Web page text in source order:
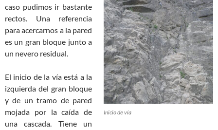
Inicio de vía
caso pudimos ir bastante
rectos. Una referencia
para acercarnos a la pared
es un gran bloque junto a
un nevero residual.
El inicio de la vía está a la
izquierda del gran bloque
y de un tramo de pared
mojada por la caída de
una cascada. Tiene un